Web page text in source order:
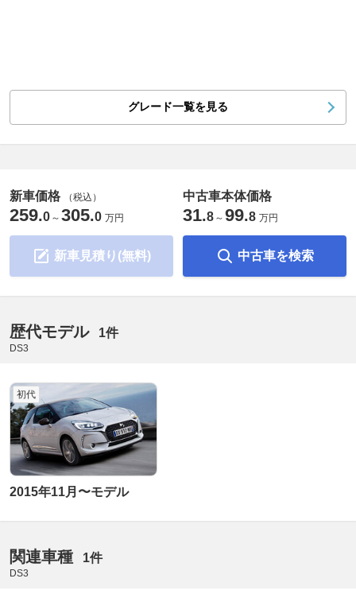
グレード一覧を見る
新車価格 （税込）
259.0 ～ 305.0 万円
新車見積り(無料)
中古車本体価格
31.8 ～ 99.8 万円
中古車を検索
歴代モデル 1件
DS3
初代
2015年11月〜モデル
関連車種 1件
DS3